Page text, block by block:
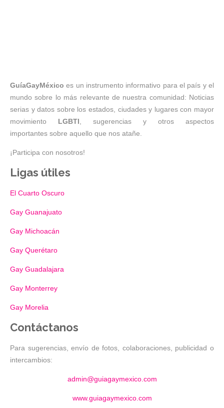
GuíaGayMéxico es un instrumento informativo para el país y el
mundo sobre lo más relevante de nuestra comunidad: Noticias
serias y datos sobre los estados, ciudades y lugares con mayor
movimiento LGBTI , sugerencias y otros aspectos
importantes sobre aquello que nos atañe.
¡Participa con nosotros!
Ligas útiles
El Cuarto Oscuro
Gay Guanajuato
Gay Michoacán
Gay Querétaro
Gay Guadalajara
Gay Monterrey
Gay Morelia
Contáctanos
Para sugerencias, envío de fotos, colaboraciones, publicidad o
intercambios:
admin@guiagaymexico.com
www.guiagaymexico.com